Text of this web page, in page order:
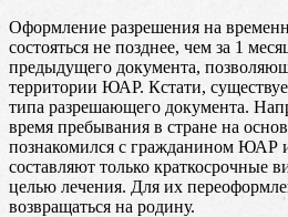
Оформление разрешения на
состояться не позднее, чем за 1
предыдущего документа,
территории ЮАР. Кстати,
типа разрешающего документа.
время пребывания в стране на
познакомился с гражданином ЮАР
составляют только
целью лечения. Для их
возвращаться на родину.